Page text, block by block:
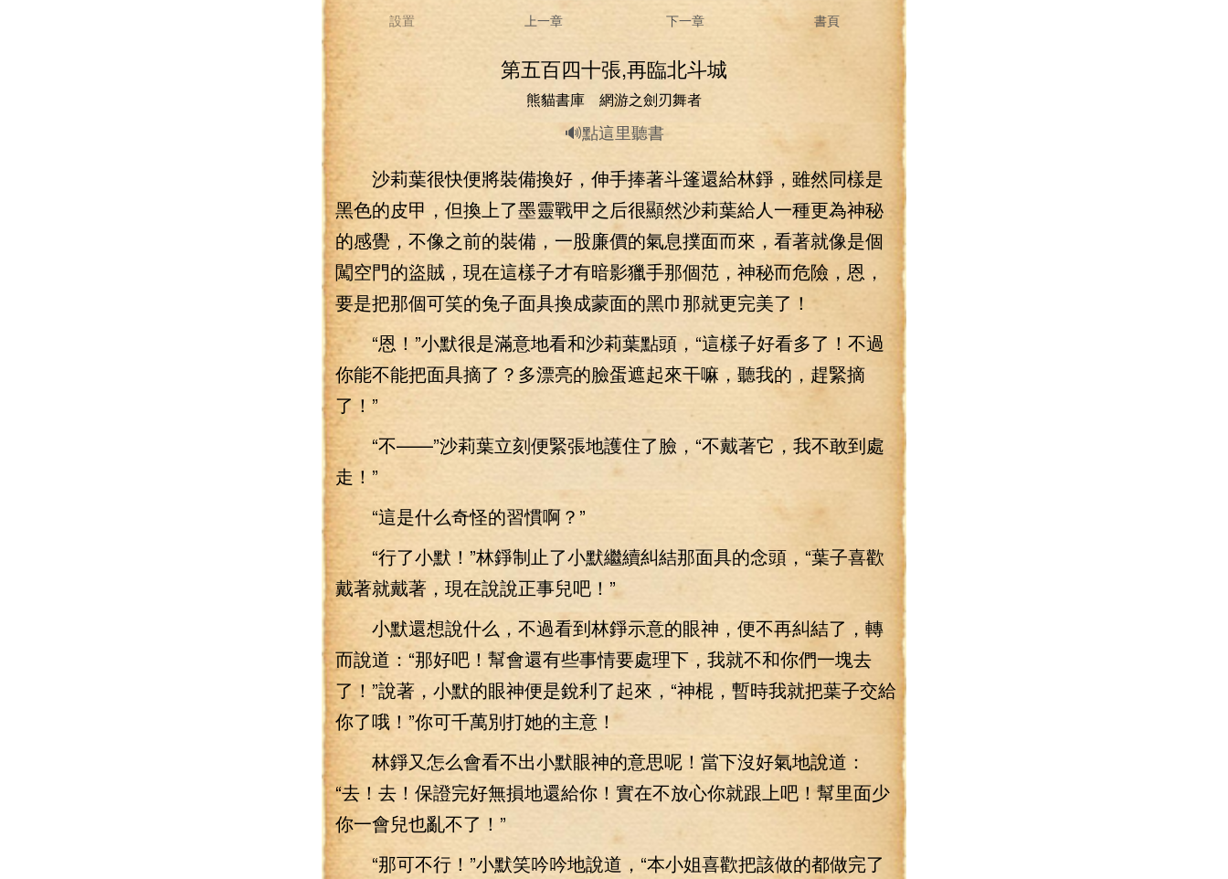
設置 上一章 下一章 書頁
第五百四十張,再臨北斗城
熊貓書庫 網游之劍刃舞者
🔊點這里聽書
沙莉葉很快便將裝備換好，伸手捧著斗篷還給林錚，雖然同樣是
黑色的皮甲，但換上了墨靈戰甲之后很顯然沙莉葉給人一種更為神秘
的感覺，不像之前的裝備，一股廉價的氣息撲面而來，看著就像是個
闖空門的盜賊，現在這樣子才有暗影獵手那個范，神秘而危險，恩，
要是把那個可笑的兔子面具換成蒙面的黑巾那就更完美了！
“恩！”小默很是滿意地看和沙莉葉點頭，“這樣子好看多了！不過
你能不能把面具摘了？多漂亮的臉蛋遮起來干嘛，聽我的，趕緊摘
了！”
“不——”沙莉葉立刻便緊張地護住了臉，“不戴著它，我不敢到處
走！”
“這是什么奇怪的習慣啊？”
“行了小默！”林錚制止了小默繼續糾結那面具的念頭，“葉子喜歡
戴著就戴著，現在說說正事兒吧！”
小默還想說什么，不過看到林錚示意的眼神，便不再糾結了，轉
而說道：“那好吧！幫會還有些事情要處理下，我就不和你們一塊去
了！”說著，小默的眼神便是銳利了起來，“神棍，暫時我就把葉子交給
你了哦！”你可千萬別打她的主意！
林錚又怎么會看不出小默眼神的意思呢！當下沒好氣地說道：
“去！去！保證完好無損地還給你！實在不放心你就跟上吧！幫里面少
你一會兒也亂不了！”
“那可不行！”小默笑吟吟地說道，“本小姐喜歡把該做的都做完了